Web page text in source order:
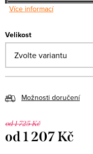
Více informací
Velikost
Možnosti doručení
od 1 725 Kč
od1 207 Kč